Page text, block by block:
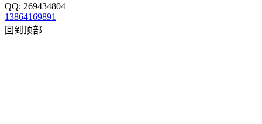
QQ: 269434804
13864169891
回到顶部